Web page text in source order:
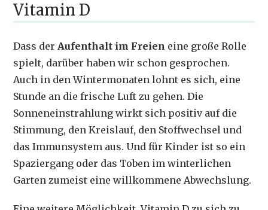
Vitamin D
Dass derAufenthalt im Freien eine große Rolle
spielt, darüber haben wir schon gesprochen.
Auch in den Wintermonaten lohnt es sich, eine
Stunde an die frische Luft zu gehen. Die
Sonneneinstrahlung wirkt sich positiv auf die
Stimmung, den Kreislauf, den Stoffwechsel und
das Immunsystem aus. Und für Kinder ist so ein
Spaziergang oder das Toben im winterlichen
Garten zumeist eine willkommene Abwechslung.